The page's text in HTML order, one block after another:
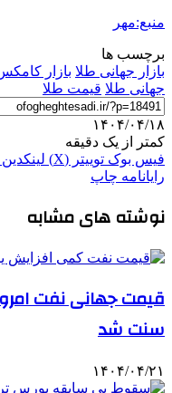
منبع:مهر
برچسب ها
بازار جهانی طلا بازار
جهانی طلا قیمت طلا
۱۴۰۴/۰۴/۱۸
کمتر از یک دقیقه
فیس بوک توییتر (X) لینکدین
رایانامه چاپ
نوشته های مشابه
سنت شد
۱۴۰۴/۰۴/۲۱